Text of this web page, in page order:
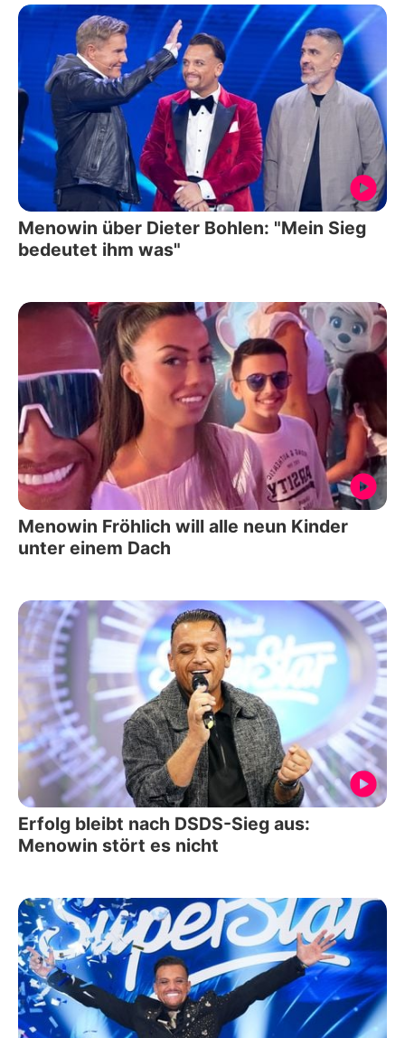
Menowin über Dieter Bohlen: "Mein Sieg
bedeutet ihm was"
Menowin Fröhlich will alle neun Kinder
unter einem Dach
Erfolg bleibt nach DSDS-Sieg aus:
Menowin stört es nicht